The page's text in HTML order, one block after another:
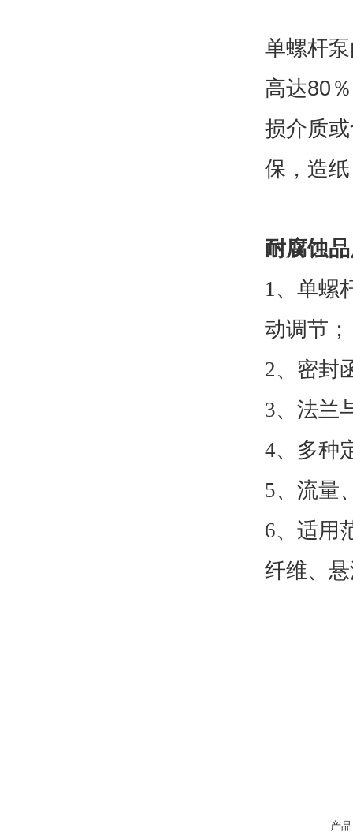
单螺杆
高达80
损介质
保，造
耐腐蚀
1、单螺
动调节；
2、密封
3、法兰
4、多种
5、流量
6、适用
纤维、
产